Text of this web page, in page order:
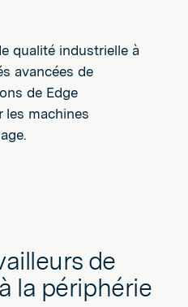
qualité industrielle à
avancées de
de Edge
les machines
de
la périphérie